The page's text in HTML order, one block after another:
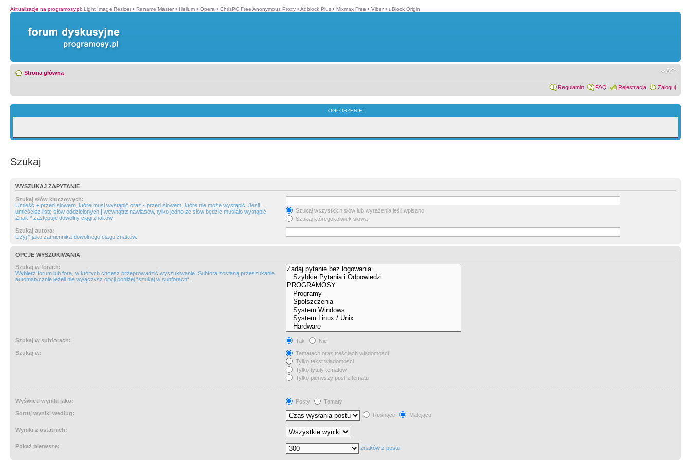
Aktualizacje na programosy.pl: Light Image Resizer • Rename Master • Helium • Opera • ChrisPC Free Anonymous Proxy • Adblock Plus • Mixmax Free • Viber • uBlock Origin
Strona główna
Regulamin FAQ Rejestracja Zaloguj
OGŁOSZENIE:
Szukaj
WYSZUKAJ ZAPYTANIE
Szukaj słów kluczowych:
Umieść + przed słowem, które musi wystąpić oraz - przed słowem, które nie może wystąpić. Jeśli
umieścisz listę słów oddzielonych | wewnątrz nawiasów, tylko jedno ze słów będzie musiało wystąpić.
Znak * zastępuje dowolny ciąg znaków.
Szukaj wszystkich słów lub wyrażenia jeśli wpisano
Szukaj któregokolwiek słowa
Szukaj autora:
Użyj * jako zamiennika dowolnego ciągu znaków.
OPCJE WYSZUKIWANIA
Szukaj w forach:
Wybierz forum lub fora, w których chcesz przeprowadzić wyszukiwanie. Subfora zostaną przeszukanie
automatycznie jeżeli nie wyłączysz opcji poniżej “szukaj w subforach“.
Szukaj w subforach: Tak
Nie
Szukaj w:
Tematach oraz treściach wiadomości
Tylko tekst wiadomości
Tylko tytuły tematów
Tylko pierwszy post z tematu
Wyświetl wyniki jako: Posty
Tematy
Sortuj wyniki według:
Rosnąco Malejąco
Wyniki z ostatnich:
Pokaż pierwsze: znaków z postu